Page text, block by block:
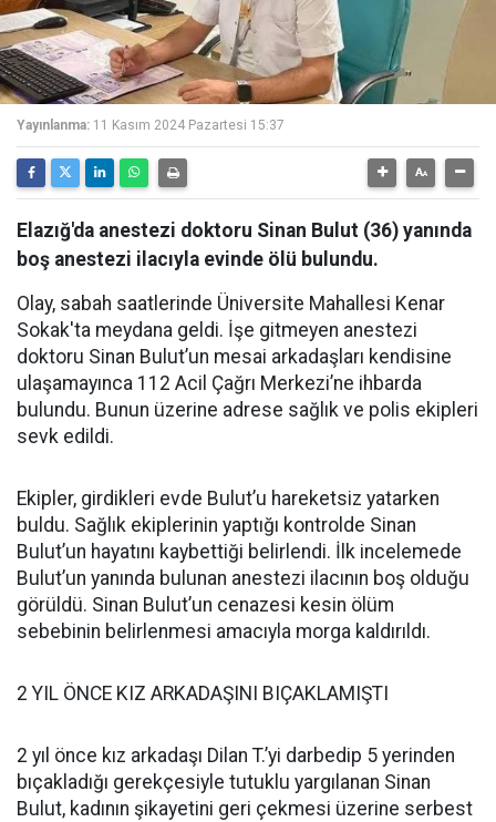
Yayınlanma: 11 Kasım 2024 Pazartesi 15:37
Elazığ'da anestezi doktoru Sinan Bulut (36) yanında
boş anestezi ilacıyla evinde ölü bulundu.
Olay, sabah saatlerinde Üniversite Mahallesi Kenar
Sokak'ta meydana geldi. İşe gitmeyen anestezi
doktoru Sinan Bulut’un mesai arkadaşları kendisine
ulaşamayınca 112 Acil Çağrı Merkezi’ne ihbarda
bulundu. Bunun üzerine adrese sağlık ve polis ekipleri
sevk edildi.
Ekipler, girdikleri evde Bulut’u hareketsiz yatarken
buldu. Sağlık ekiplerinin yaptığı kontrolde Sinan
Bulut’un hayatını kaybettiği belirlendi. İlk incelemede
Bulut’un yanında bulunan anestezi ilacının boş olduğu
görüldü. Sinan Bulut’un cenazesi kesin ölüm
sebebinin belirlenmesi amacıyla morga kaldırıldı.
2 YIL ÖNCE KIZ ARKADAŞINI BIÇAKLAMIŞTI
2 yıl önce kız arkadaşı Dilan T.’yi darbedip 5 yerinden
bıçakladığı gerekçesiyle tutuklu yargılanan Sinan
Bulut, kadının şikayetini geri çekmesi üzerine serbest